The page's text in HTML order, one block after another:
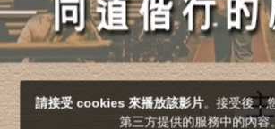
請接受 cookies 來播放該影片。接受後，
第三方提供的服務中的內容